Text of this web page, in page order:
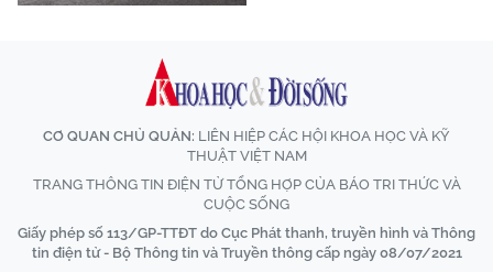
CƠ QUAN CHỦ QUẢN: LIÊN HIỆP CÁC HỘI KHOA HỌC VÀ KỸ
THUẬT VIỆT NAM
TRANG THÔNG TIN ĐIỆN TỬ TỔNG HỢP CỦA BÁO TRI THỨC VÀ
CUỘC SỐNG
Giấy phép số 113/GP-TTĐT do Cục Phát thanh, truyền hình và Thông
tin điện tử - Bộ Thông tin và Truyền thông cấp ngày 08/07/2021